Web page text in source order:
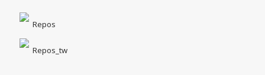
Repos
Repos_tw